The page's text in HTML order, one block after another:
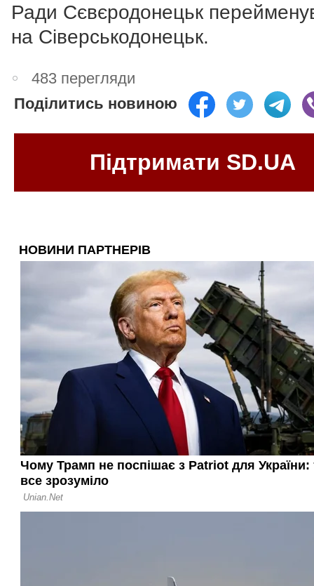
Ради Сєвєродонецьк
на Сіверськодонецьк.
483 перегляди
Поділитись новиною
Підтримати SD.UA